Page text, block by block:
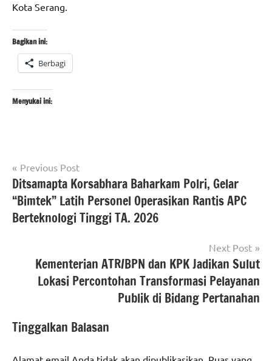
Kota Serang.
Bagikan ini:
Berbagi
Menyukai ini:
Tagged
with
#beritakotaserang
#SMSIbanten,
#beritanasional
berita
banten
serang
berita
Navigasi
pos
Previous Post
Ditsamapta Korsabhara Baharkam Polri, Gelar
“Bimtek” Latih Personel Operasikan Rantis APC
Berteknologi Tinggi TA. 2026
Next Post
Kementerian ATR/BPN dan KPK Jadikan Sulut
Lokasi Percontohan Transformasi Pelayanan
Publik di Bidang Pertanahan
Tinggalkan Balasan